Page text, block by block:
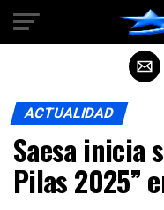
ACTUALIDAD
Saesa inicia
Pilas 2025”
Salir